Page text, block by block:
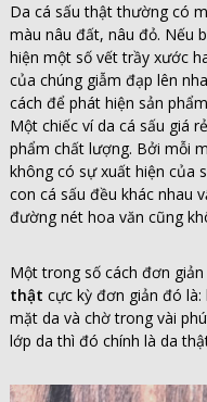
Da cá sấu thật thường có
màu nâu đất, nâu đỏ. Nếu
hiện một số vết trầy xước
của chúng giẫm đạp lên
cách để phát hiện sản phẩm
Một chiếc ví da cá sấu giá
phẩm chất lượng. Bởi mỗi
không có sự xuất hiện của
con cá sấu đều khác nhau
đường nét hoa văn cũng
Một trong số cách đơn
thật cực kỳ đơn giản đó
mặt da và chờ trong vài
lớp da thì đó chính là da